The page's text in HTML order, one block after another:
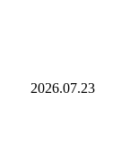
2026.07.23